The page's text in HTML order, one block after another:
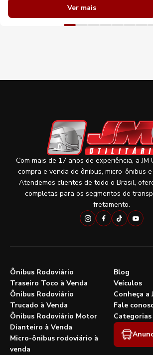
Ver mais
Com mais de 17 anos de experiência, a
compra e venda de ônibus, micro-ônibus
Atendemos clientes de todo o Brasil,
completas para os segmentos de
fretamento.
Ônibus Rodoviário
Traseiro Toco à Venda
Ônibus Rodoviário
Trucado à Venda
Ônibus Rodoviário Motor
Dianteiro à Venda
Micro-ônibus rodoviário à
venda
Blog
Veículos
Conheça a
Fale
Categorias